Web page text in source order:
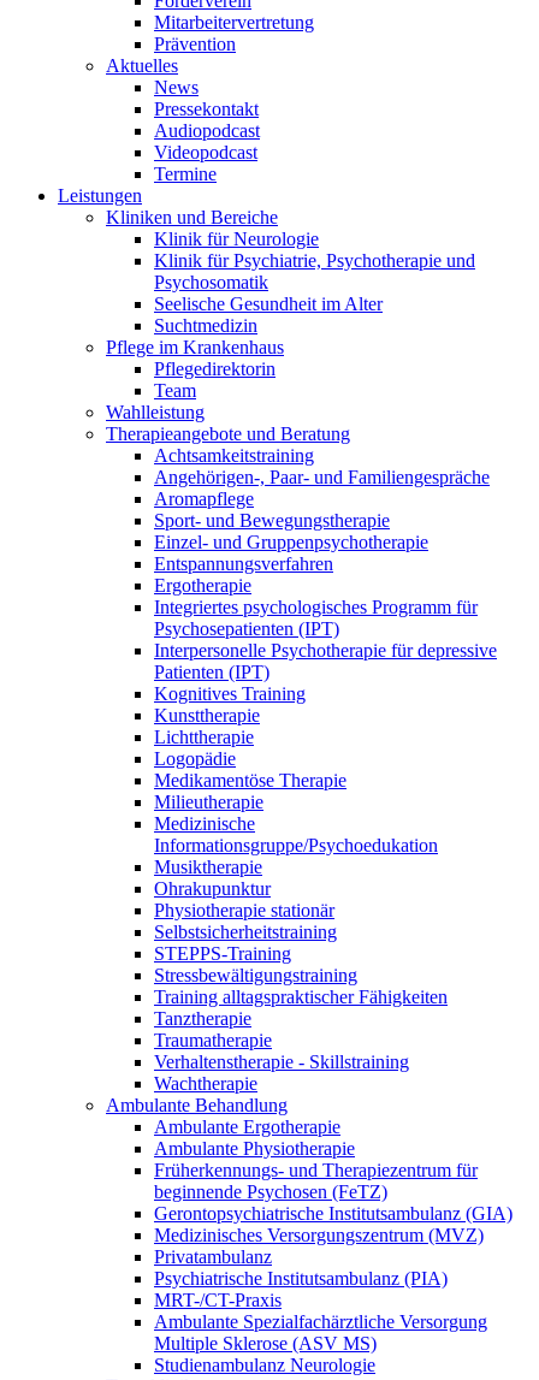
Mitarbeitervertretung
Prävention
Aktuelles
News
Pressekontakt
Audiopodcast
Videopodcast
Termine
Leistungen
Kliniken und Bereiche
Klinik für Neurologie
Klinik für Psychiatrie, Psychotherapie und
Psychosomatik
Seelische Gesundheit im Alter
Suchtmedizin
Pflege im Krankenhaus
Pflegedirektorin
Team
Wahlleistung
Therapieangebote und Beratung
Achtsamkeitstraining
Angehörigen-, Paar- und Familiengespräche
Aromapflege
Sport- und Bewegungstherapie
Einzel- und Gruppenpsychotherapie
Entspannungsverfahren
Ergotherapie
Integriertes psychologisches Programm für
Psychosepatienten (IPT)
Interpersonelle Psychotherapie für depressive
Patienten (IPT)
Kognitives Training
Kunsttherapie
Lichttherapie
Logopädie
Medikamentöse Therapie
Milieutherapie
Medizinische
Informationsgruppe/Psychoedukation
Musiktherapie
Ohrakupunktur
Physiotherapie stationär
Selbstsicherheitstraining
STEPPS-Training
Stressbewältigungstraining
Training alltagspraktischer Fähigkeiten
Tanztherapie
Traumatherapie
Verhaltenstherapie - Skillstraining
Wachtherapie
Ambulante Behandlung
Ambulante Ergotherapie
Ambulante Physiotherapie
Früherkennungs- und Therapiezentrum für
beginnende Psychosen (FeTZ)
Gerontopsychiatrische Institutsambulanz (GIA)
Medizinisches Versorgungszentrum (MVZ)
Privatambulanz
Psychiatrische Institutsambulanz (PIA)
MRT-/CT-Praxis
Ambulante Spezialfachärztliche Versorgung
Multiple Sklerose (ASV MS)
Studienambulanz Neurologie